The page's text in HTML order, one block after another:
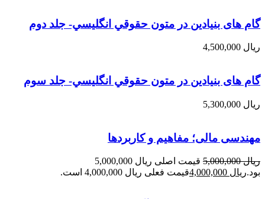
گام های بنیادین در متون حقوقي انگليسي- جلد دوم
ریال
گام های بنیادین در متون حقوقي انگليسي- جلد سوم
ریال
مهندسی مالی؛ مفاهیم و کاربردها
ریال5,000,000
قیمت اصلی ریال 5,000,000
بود.ریال قیمت فعلی ریال 4,000,000 است.